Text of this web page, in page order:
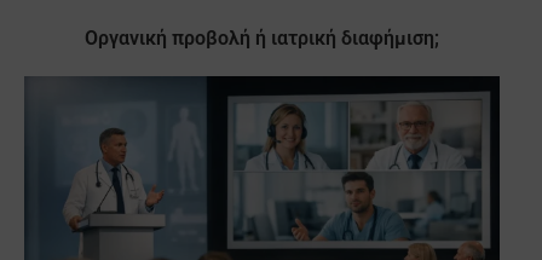
Οργανική προβολή ή ιατρική διαφήμιση;